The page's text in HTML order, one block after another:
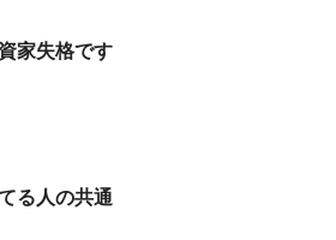
家失格です
る人の共通